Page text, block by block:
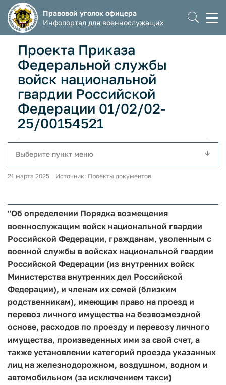
Правовой уголок офицера
Инфопортал для военнослужащих
Проекта Приказа
Федеральной службы
войск национальной
гвардии Российской
Федерации 01/02/02-
25/00154521
Выберите пункт меню
21 марта 2025 Источник: Проекты документов
"Об определении Порядка возмещения
военнослужащим войск национальной гвардии
Российской Федерации, гражданам, уволенным с
военной службы в войсках национальной гвардии
Российской Федерации (из внутренних войск
Министерства внутренних дел Российской
Федерации), и членам их семей (близким
родственникам), имеющим право на проезд и
перевоз личного имущества на безвозмездной
основе, расходов по проезду и перевозу личного
имущества, произведенных ими за свой счет, а
также установлении категорий проезда указанных
лиц на железнодорожном, воздушном, водном и
автомобильном (за исключением такси)